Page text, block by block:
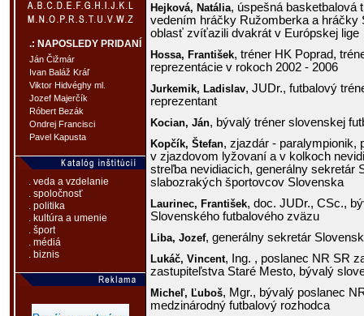
.: NAPOSLEDY PRIDANÍ
Ján Čižmár
Ivan Baláž Kráľ
Viktor Hidvéghy ml.
Jozef Majerčík
Róbert Bezák
Ondrej Francisci
Pavel Kapusta
. veda a vzdelanie
. spoločnosť
. politika
. kultúra a umenie
. šport
. médiá
. biznis
Hejková, Natália, úspešná basketbalová
vedením hráčky Ružomberka a hráčky
oblasť zvíťazili dvakrát v Európskej lige
Hossa, František, tréner HK Poprad,
reprezentácie v rokoch 2002 - 2006
Jurkemik, Ladislav, JUDr., futbalový
reprezentant
Kocian, Ján, bývalý tréner slovenskej
Kopčík, Štefan, zjazdár - paralympionik,
v zjazdovom lyžovaní a v kolkoch
streľba nevidiacich, generálny sekretár
slabozrakých športovcov Slovenska
Laurinec, František, doc. JUDr., CSc.,
Slovenského futbalového zväzu
Liba, Jozef, generálny sekretár
Lukáč, Vincent, Ing. , poslanec NR SR
zastupiteľstva Staré Mesto, bývalý
Micheľ, Ľuboš, Mgr., bývalý poslanec
medzinárodný futbalový rozhodca